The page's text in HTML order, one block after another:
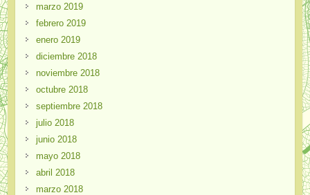
marzo 2019
febrero 2019
enero 2019
diciembre 2018
noviembre 2018
octubre 2018
septiembre 2018
julio 2018
junio 2018
mayo 2018
abril 2018
marzo 2018